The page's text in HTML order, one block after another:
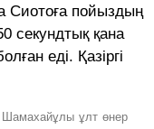
Сиотоға пойыздың
секундтық қана
еді. Қазіргі
Шамахайұлы ұлт өнер